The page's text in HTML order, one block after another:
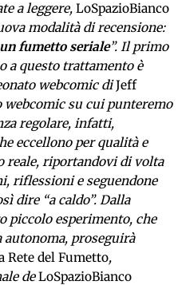
a leggere, LoSpazioBianco
modalità di recensione:
fumetto seriale”. Il primo
a questo trattamento è
webcomic diJeff
webcomic su cui punteremo
regolare, infatti,
eccellono per qualità e
reale, riportandovi di volta
riflessioni e seguendone
dire “a caldo”. Dalla
piccolo esperimento, che
proseguirà
Rete del Fumetto,
deLoSpazioBianco